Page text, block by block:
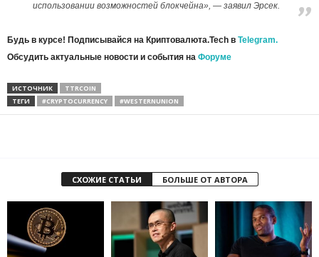
использовании возможностей блокчейна», — заявил Эрсек.
Будь в курсе! Подписывайся на Криптовалюта.Tech в Telegram.
Обсудить актуальные новости и события на Форуме
ИСТОЧНИК
TTRCOIN
ТЕГИ
#CRYPTOCURRENCY #WESTERNUNION
СХОЖИЕ СТАТЬИ БОЛЬШЕ ОТ АВТОРА